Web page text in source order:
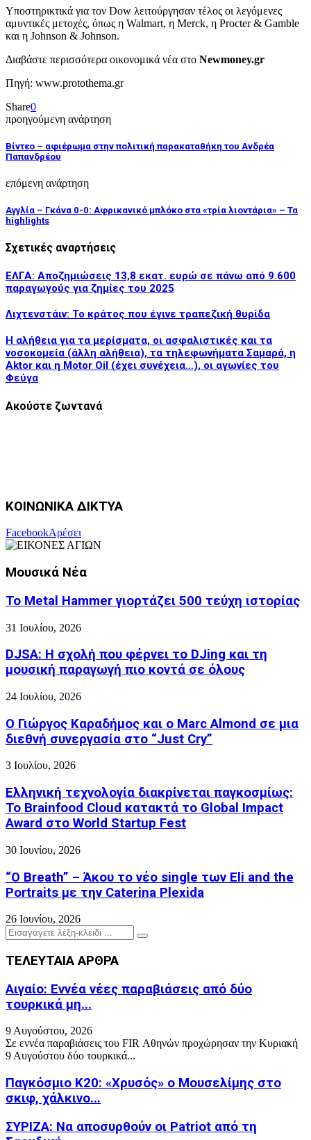
Υποστηρικτικά για τον Dow λειτούργησαν τέλος οι λεγόμενες
αμυντικές μετοχές, όπως η Walmart, η Merck, η Procter & Gamble
και η Johnson & Johnson.
Διαβάστε περισσότερα οικονομικά νέα στο Newmoney.gr
Πηγή: www.protothema.gr
Share0
προηγούμενη ανάρτηση
Βίντεο – αφιέρωμα στην πολιτική παρακαταθήκη του Ανδρέα
Παπανδρέου
επόμενη ανάρτηση
Αγγλία – Γκάνα 0-0: Αφρικανικό μπλόκο στα «τρία λιοντάρια» – Τα
highlights
Σχετικές αναρτήσεις
ΕΛΓΑ: Αποζημιώσεις 13,8 εκατ. ευρώ σε πάνω από 9.600
παραγωγούς για ζημίες του 2025
Λιχτενστάιν: Το κράτος που έγινε τραπεζική θυρίδα
Η αλήθεια για τα μερίσματα, οι ασφαλιστικές και τα
νοσοκομεία (άλλη αλήθεια), τα τηλεφωνήματα Σαμαρά, η
Aktor και η Motor Oil (έχει συνέχεια…), οι αγωνίες του
Φεύγα
Ακούστε ζωντανά
ΚΟΙΝΩΝΙΚΑ ΔΙΚΤΥΑ
FacebookΑρέσει
Μουσικά Νέα
Το Metal Hammer γιορτάζει 500 τεύχη ιστορίας
31 Ιουλίου, 2026
DJSA: Η σχολή που φέρνει το DJing και τη
μουσική παραγωγή πιο κοντά σε όλους
24 Ιουλίου, 2026
Ο Γιώργος Καραδήμος και ο Marc Almond σε μια
διεθνή συνεργασία στο “Just Cry”
3 Ιουλίου, 2026
Ελληνική τεχνολογία διακρίνεται παγκοσμίως:
Το Brainfood Cloud κατακτά το Global Impact
Award στο World Startup Fest
30 Ιουνίου, 2026
“O Breath” – Άκου το νέο single των Eli and the
Portraits με την Caterina Plexida
26 Ιουνίου, 2026
Search
for:
Search
ΤΕΛΕΥΤΑΙΑ ΑΡΘΡΑ
Αιγαίο: Εννέα νέες παραβιάσεις από δύο
τουρκικά μη...
9 Αυγούστου, 2026
Σε εννέα παραβιάσεις του FIR Αθηνών προχώρησαν την Κυριακή
9 Αυγούστου δύο τουρκικά...
Παγκόσμιο Κ20: «Χρυσός» ο Μουσελίμης στο
σκιφ, χάλκινο...
ΣΥΡΙΖΑ: Να αποσυρθούν οι Patriot από τη